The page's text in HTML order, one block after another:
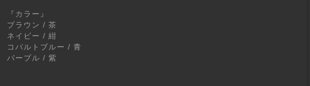
『カラー』
ブラウン / 茶
ネイビー / 紺
コバルトブルー / 青
パープル / 紫